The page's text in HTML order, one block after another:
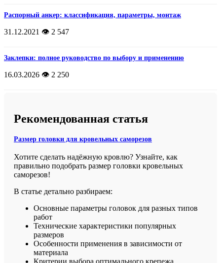
Распорный анкер: классификация, параметры, монтаж
31.12.2021 👁️ 2 547
Заклепки: полное руководство по выбору и применению
16.03.2026 👁️ 2 250
Рекомендованная статья
Размер головки для кровельных саморезов
Хотите сделать надёжную кровлю? Узнайте, как
правильно подобрать размер головки кровельных
саморезов!
В статье детально разбираем:
Основные параметры головок для разных типов
работ
Технические характеристики популярных
размеров
Особенности применения в зависимости от
материала
Критерии выбора оптимального крепежа